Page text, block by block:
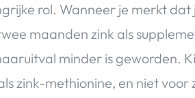
rol. Wanneer je merkt
maanden zink als
minder is geworden.
zink-methionine, en niet